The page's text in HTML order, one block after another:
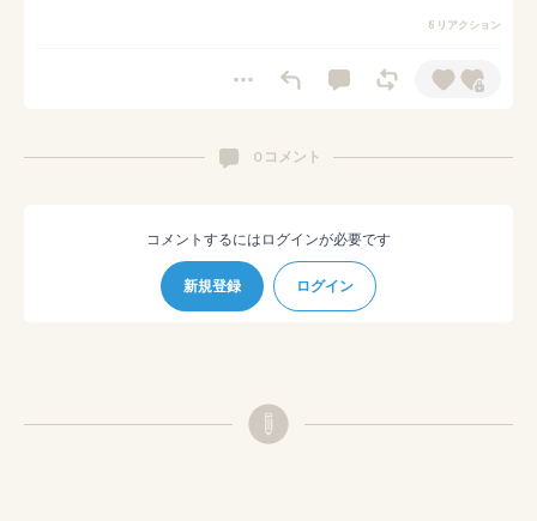
8 リアクション
0 コメント
コメントするにはログインが必要です
新規登録 ログイン